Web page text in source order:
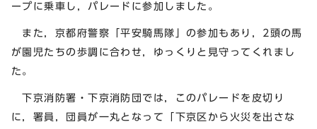
ープに乗車し，パレードに参加しました。
また，京都府警察「平安騎馬隊」の参加もあり，2頭の馬
が園児たちの歩調に合わせ，ゆっくりと見守ってくれまし
た。
下京消防署・下京消防団では，このパレードを皮切り
に，署員，団員が一丸となって「下京区から火災を出さな